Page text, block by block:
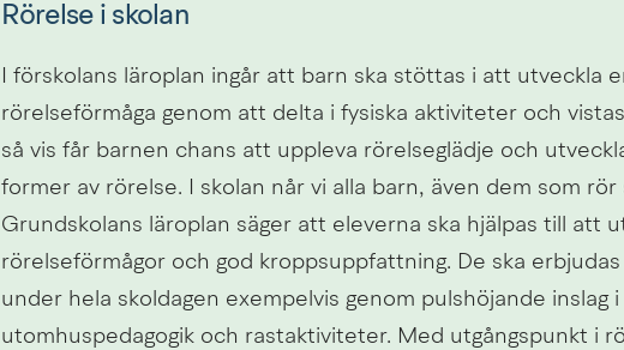
Rörelse i skolan
I förskolans läroplan ingår att barn ska stöttas i att utveckla
rörelseförmåga genom att delta i fysiska aktiviteter och
så vis får barnen chans att uppleva rörelseglädje och
former av rörelse. I skolan når vi alla barn, även dem som rör
Grundskolans läroplan säger att eleverna ska hjälpas till att
rörelseförmågor och god kroppsuppfattning. De ska
under hela skoldagen exempelvis genom pulshöjande inslag
utomhuspedagogik och rastaktiviteter. Med utgångspunkt i